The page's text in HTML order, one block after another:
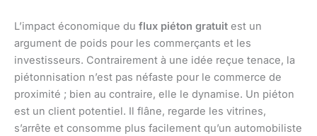
L’impact économique du flux piéton gratuit est un
argument de poids pour les commerçants et les
investisseurs. Contrairement à une idée reçue tenace, la
piétonnisation n’est pas néfaste pour le commerce de
proximité ; bien au contraire, elle le dynamise. Un piéton
est un client potentiel. Il flâne, regarde les vitrines,
s’arrête et consomme plus facilement qu’un automobiliste